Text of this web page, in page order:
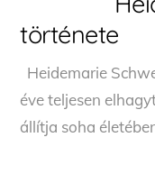
története
Heidemarie
éve teljesen
állítja soha